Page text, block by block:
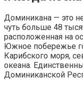
Доминикана — это
чуть больше 48
расположенная на
Южное побережье
Карибского моря,
океана.
Доминиканской